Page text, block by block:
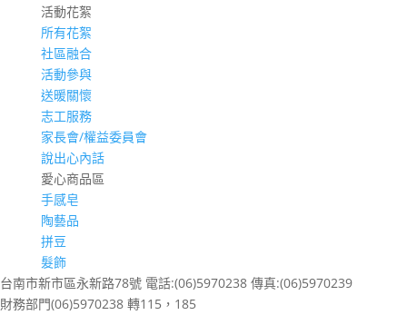
活動花絮
所有花絮
社區融合
活動參與
送暖關懷
志工服務
家長會/權益委員會
說出心內話
愛心商品區
手感皂
陶藝品
拼豆
髮飾
台南市新市區永新路78號 電話:(06)5970238 傳真:(06)5970239
財務部門(06)5970238 轉115，185